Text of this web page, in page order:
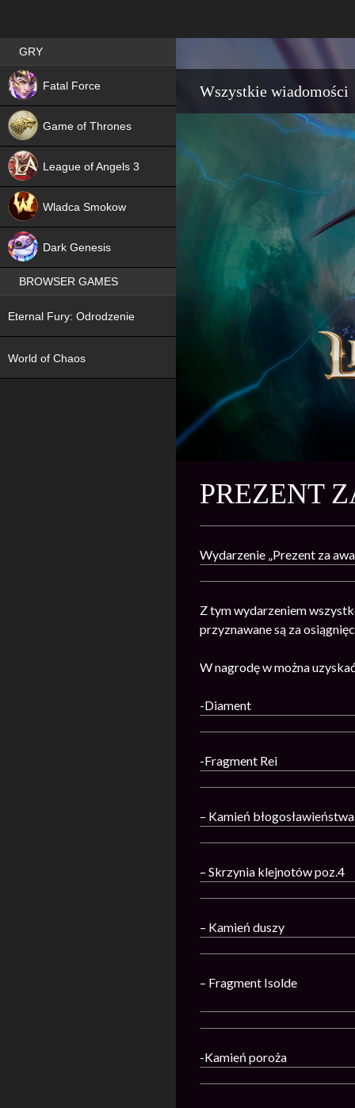
Wszystkie wiadomości
PREZENT
Wydarzenie „Prezent za
Z tym wydarzeniem
przyznawane są za
W nagrodę w można
-Diament
-Fragment Rei
– Kamień
– Skrzynia klejnotów poz.4
– Kamień duszy
– Fragment Isolde
-Kamień poroża
Best RPG games in Poland
GRY
Fatal Force
NEW
Game of Thrones
League of Angels 3
Wladca Smokow
Dark Genesis
BROWSER GAMES
Eternal Fury: Odrodzenie
World of Chaos